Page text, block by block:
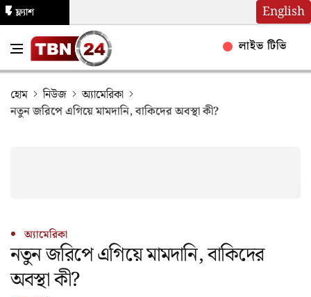
English
ফ্ল্যাশ
লাইভ টিভি
হোম নিউজ
অ্যামেরিকা
নতুন জরিপে এগিয়ে মামদানি, বাকিদের অবস্থা কী?
অ্যামেরিকা
নতুন জরিপে এগিয়ে মামদানি, বাকিদের
অবস্থা কী?